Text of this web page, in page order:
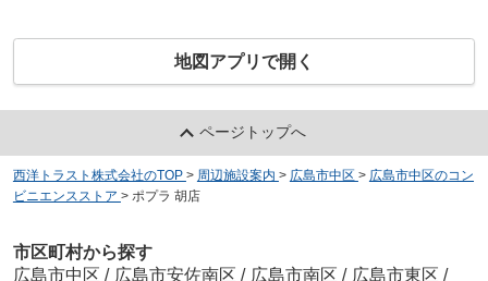
地図アプリで開く
ページトップへ
西洋トラスト株式会社のTOP > 周辺施設案内 > 広島市中区 > 広島市中区のコン
ビニエンスストア > ポプラ 胡店
市区町村から探す
広島市中区 / 広島市安佐南区 / 広島市南区 / 広島市東区 /